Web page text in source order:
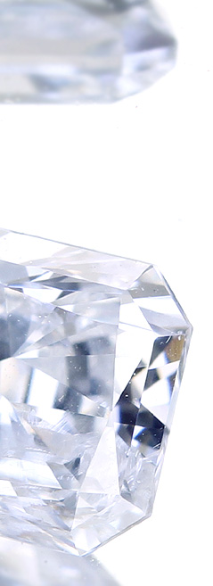
お買い物を続ける